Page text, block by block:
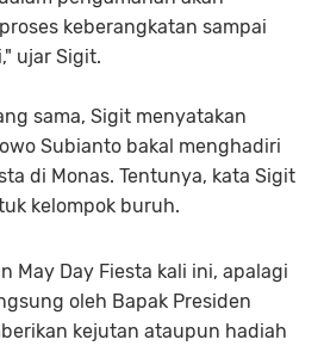
keberangkatan sampai
ujar Sigit.
sama, Sigit menyatakan
Subianto bakal menghadiri
di Monas. Tentunya, kata Sigit
kelompok buruh.
May Day Fiesta kali ini, apalagi
oleh Bapak Presiden
kejutan ataupun hadiah